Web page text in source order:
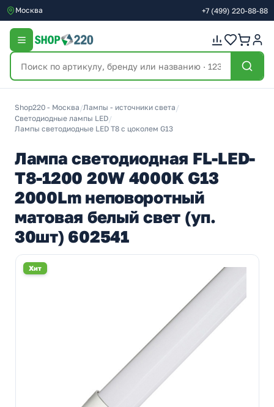
Москва +7 (499) 220-88-88
Shop220 - Москва /Лампы - источники света /
Светодиодные лампы LED/
Лампы светодиодные LED T8 с цоколем G13
Лампа светодиодная FL-LED-
T8-1200 20W 4000K G13
2000Lm неповоротный
матовая белый свет (уп.
30шт) 602541
Хит